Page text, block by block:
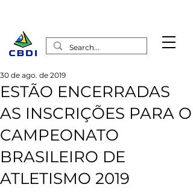
ESTÃO ENCERRADAS
AS INSCRIÇÕES PARA O
CAMPEONATO
BRASILEIRO DE
ATLETISMO 2019
30 de ago. de 2019